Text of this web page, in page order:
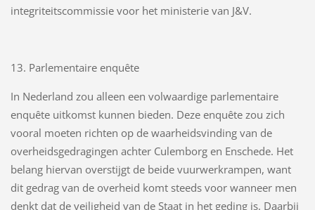
integriteitscommissie voor het ministerie van J&V.
13. Parlementaire enquête
In Nederland zou alleen een volwaardige parlementaire
enquête uitkomst kunnen bieden. Deze enquête zou zich
vooral moeten richten op de waarheidsvinding van de
overheidsgedragingen achter Culemborg en Enschede. Het
belang hiervan overstijgt de beide vuurwerkrampen, want
dit gedrag van de overheid komt steeds voor wanneer men
denkt dat de veiligheid van de Staat in het geding is. Daarbij